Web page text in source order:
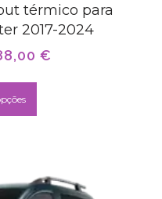
térmico para
2017-2024
€